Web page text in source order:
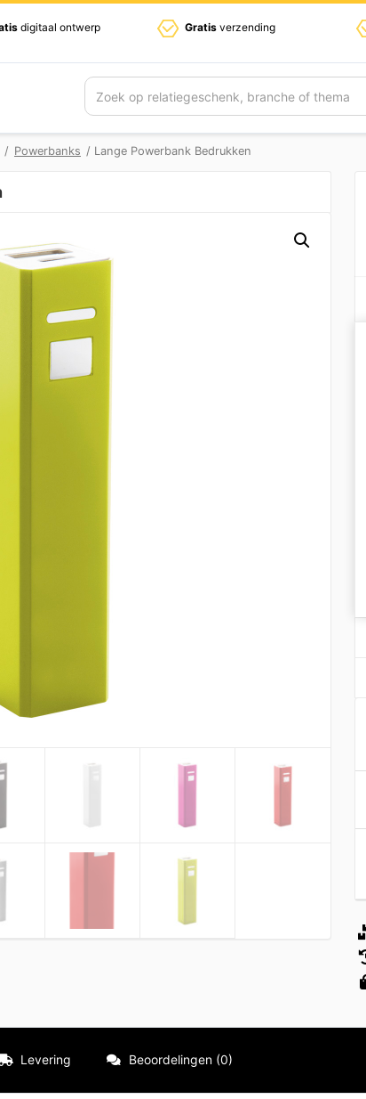
digitaal ontwerp Gratis verzending
Zoek
/ Powerbanks / Lange Powerbank Bedrukken
Levering Beoordelingen (0)